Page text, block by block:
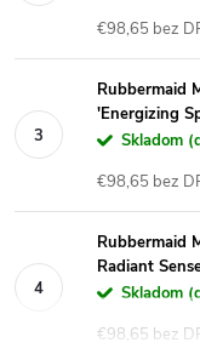
€98,65 bez
Rubbermaid
'Energizing
Skladom
€98,65 bez
Rubbermaid
Radiant
Skladom
€98,65 bez